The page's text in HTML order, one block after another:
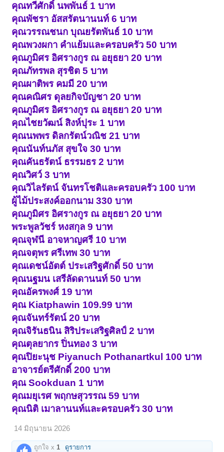
คุณทวีศักดิ์ นพพันธ์ 1 บาท
คุณพัชรา อัสสรัตนานนท์ 6 บาท
คุณวรรณชนก บุณยรัตพันธ์ 10 บาท
คุณพวงผกา คำแย้มและครอบครัว 50 บาท
คุณภูมิศร อิศรางกูร ณ อยุธยา 20 บาท
คุณภัทรพล สุรชิต 5 บาท
คุณผาติพร คมมี 20 บาท
คุณคณิศร ดุลยกิจบัญชา 20 บาท
คุณภูมิศร อิศรางกูร ณ อยุธยา 20 บาท
คุณไชยวัฒน์ สิงห์ปุระ 1 บาท
คุณนพพร ดิลกรัตน์วณิช 21 บาท
คุณนันท์นภัส สุขใจ 30 บาท
คุณคันธรัตน์ ธรรมธร 2 บาท
คุณวิศว์ 3 บาท
คุณวิไลรัตน์ จันทรโชติและครอบครัว 100 บาท
ผู้ไม้ประสงค์ออกนาม 330 บาท
คุณภูมิศร อิศรางกูร ณ อยุธยา 20 บาท
พระพูลวัชร์ หงสกุล 9 บาท
คุณจุฬนี อาจหาญศรี 10 บาท
คุณจตุพร ศรีเทพ 30 บาท
คุณเดชน์อัตต์ ประเสริฐศักดิ์ 50 บาท
คุณนฐมน เสรีลัดดานนท์ 50 บาท
คุณอัครพงศ์ 19 บาท
คุณ Kiatphawin 109.99 บาท
คุณจันทร์รัตน์ 20 บาท
คุณจิรันธนิน สิริประเสริฐศิลป์ 2 บาท
คุณตุลยากร ปิ่นทอง 3 บาท
คุณปิยะนุช Piyanuch Pothanartkul 100 บาท
อาจารย์ตรีศักดิ์ 200 บาท
คุณ Sookduan 1 บาท
คุณมยุเรศ พฤกษสุวรรณ 59 บาท
คุณนิติ เมาลานนท์และครอบครัว 30 บาท
14 มิถุนายน 2026
ถูกใจ x1 ดูรายการ